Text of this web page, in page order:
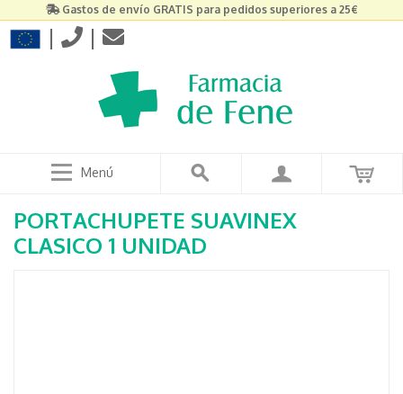
Gastos de envío GRATIS para pedidos superiores a 25€
| |
Menú
PORTACHUPETE SUAVINEX
CLASICO 1 UNIDAD